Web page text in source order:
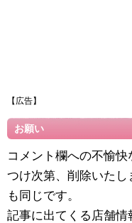
【広告】
お願い
コメント欄への不愉
つけ次第、削除いた
も同じです。
記事に出てくる店舗情